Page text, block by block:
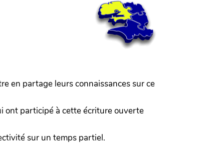
en partage leurs connaissances sur ce
ont participé à cette écriture ouverte
sur un temps partiel.